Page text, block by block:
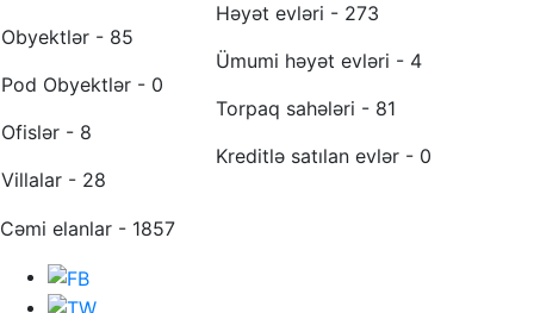
Obyektlər - 85
Pod Obyektlər - 0
Ofislər - 8
Villalar - 28
Həyət evləri - 273
Ümumi həyət evləri - 4
Torpaq sahələri - 81
Kreditlə satılan evlər - 0
Cəmi elanlar - 1857